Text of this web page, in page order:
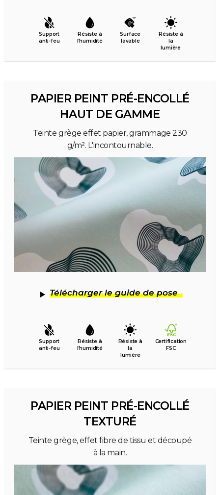
Support
anti-feu
Résiste à
l’humidité
Surface
lavable
Résiste à
la
lumière
PAPIER PEINT PRÉ-ENCOLLÉ
HAUT DE GAMME
Teinte grège effet papier, grammage 230
g/m². L'incontournable.
Télécharger le guide de pose
Support
anti-feu
Résiste à
l’humidité
Résiste à
la
lumière
Certification
FSC
PAPIER PEINT PRÉ-ENCOLLÉ
TEXTURÉ
Teinte grège, effet fibre de tissu et découpé
à la main.